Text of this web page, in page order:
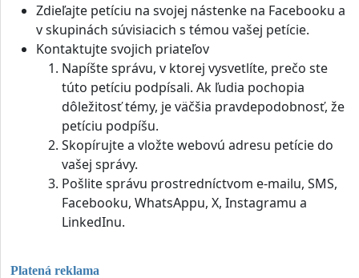
Zdieľajte petíciu na svojej nástenke na Facebooku a
v skupinách súvisiacich s témou vašej petície.
Kontaktujte svojich priateľov
Napíšte správu, v ktorej vysvetlíte, prečo ste
túto petíciu podpísali. Ak ľudia pochopia
dôležitosť témy, je väčšia pravdepodobnosť, že
petíciu podpíšu.
Skopírujte a vložte webovú adresu petície do
vašej správy.
Pošlite správu prostredníctvom e-mailu, SMS,
Facebooku, WhatsAppu, X, Instagramu a
LinkedInu.
Platená reklama